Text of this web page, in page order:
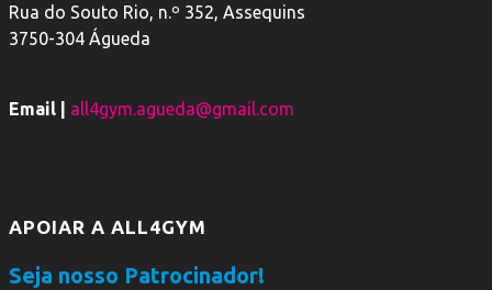
Rua do Souto Rio, n.º 352, Assequins
3750-304 Águeda
Email | all4gym.agueda@gmail.com
APOIAR A ALL4GYM
Seja nosso Patrocinador!